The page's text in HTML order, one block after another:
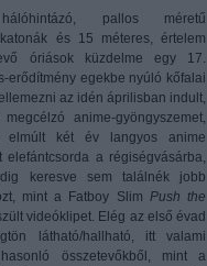
pallos méretű
és 15 méteres, értelem
óriások küzdelme egy 17.
erődítmény egekbe nyúló kőfalai
az idén áprilisban indult,
anime-gyöngyszemet,
két év langyos anime
elefántcsorda a régiségvásárba,
keresve sem találnék jobb
mint a Fatboy Slim Push the
videóklipet. Elég az első évad
látható/hallható, itt valami
összetevőkből, mint a